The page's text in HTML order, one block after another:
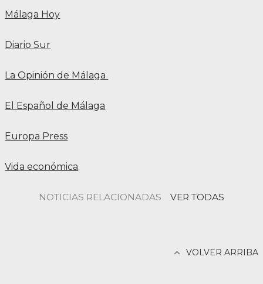
Málaga Hoy
Diario Sur
La Opinión de Málaga
El Español de Málaga
Europa Press
Vida económica
NOTICIAS RELACIONADAS VER TODAS
VOLVER ARRIBA